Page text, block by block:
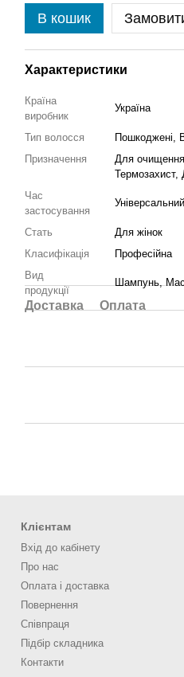
В кошик
Характеристики
Країна
виробник
Україна
Тип волосся
Пошкоджені,
Призначення
Для
Термозахист,
Час
застосування
Універсальний
Стать
Для жінок
Класифікація
Професійна
Вид
продукції
Шампунь,
Доставка Оплата
Клієнтам
Вхід до кабінету
Про нас
Оплата і доставка
Повернення
Співпраця
Підбір складника
Контакти